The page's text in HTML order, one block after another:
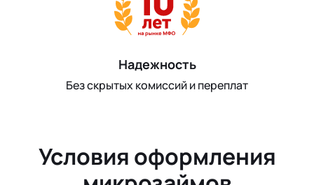
Надежность
Без скрытых комиссий и переплат
Условия оформления